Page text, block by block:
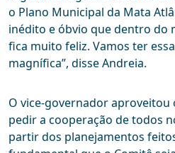
o Plano Municipal da Mata
inédito e óbvio que dentro do
fica muito feliz. Vamos ter
magnífica”, disse Andreia.
O vice-governador
pedir a cooperação de todos
partir dos planejamentos feitos